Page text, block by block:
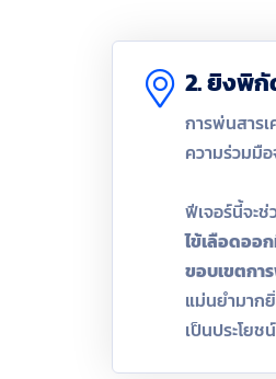
2. ยิงพิกั
การพ่นสาร
ความร่วมมื
ฟีเจอร์นี้จะ
ไข้เลือดออ
ขอบเขตกา
แม่นยำมาก
เป็นประโย